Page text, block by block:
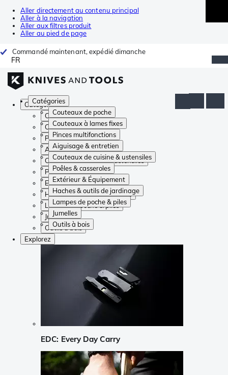
Aller directement au contenu principal
Aller à la navigation
Aller aux filtres produit
Aller au pied de page
Commandé maintenant, expédié dimanche
FR
Catégories
Couteaux de poche
Couteaux à lames fixes
Pinces multifonctions
Aiguisage & entretien
Couteaux de cuisine & ustensiles
Poêles & casseroles
Extérieur & Équipement
Haches & outils de jardinage
Lampes de poche & piles
Jumelles
Outils à bois
Catégories
Couteaux de poche
Couteaux à lames fixes
Pinces multifonctions
Aiguisage & entretien
Couteaux de cuisine & ustensiles
Poêles & casseroles
Extérieur & Équipement
Haches & outils de jardinage
Lampes de poche & piles
Jumelles
Outils à bois
Explorez
EDC: Every Day Carry